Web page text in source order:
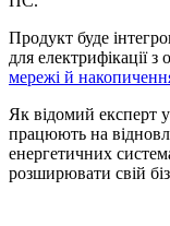
Продукт буде
для електрифікації
мережі й
Як відомий експерт
працюють на
енергетичних
розширювати свій